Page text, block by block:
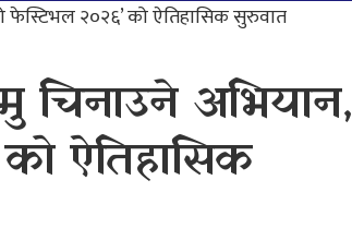
फेस्टिभल २०२६’ को ऐतिहासिक सुरुवात
चिनाउने अभियान,
ऐतिहासिक